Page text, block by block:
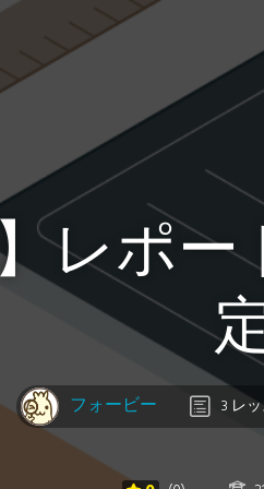
レポ
フォービー 3 レ